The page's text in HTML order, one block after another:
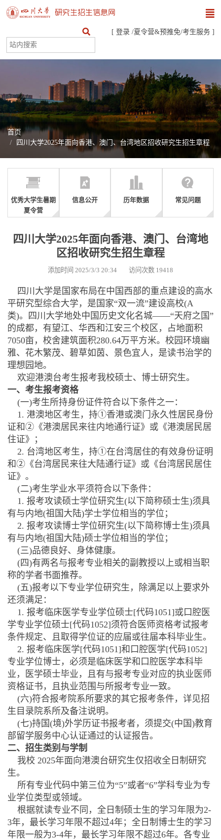
[ 登录 /夏令营&预推免/考生服务 ]
首页
四川大学2025年面向香港、澳门、台湾地区招收研究生招生章程
优秀大学生暑期
夏令营
信息公开 历年数据 常见问题
四川大学2025年面向香港、澳门、台湾地
区招收研究生招生章程
添加时间 2025/3/3 20:34 访问次数 19418
四川大学是国家布局在中国西部的重点建设的高水
平研究型综合大学，是国家“双一流”建设高校(A
类)。四川大学地处中国历史文化名城——“天府之国”
的成都，有望江、华西和江安三个校区，占地面积
7050亩，校舍建筑面积280.64万平方米。校园环境幽
雅、花木繁茂、碧草如茵、景色宜人，是读书治学的
理想园地。
欢迎港澳台考生报考我校硕士、博士研究生。
一、考生报考资格
(一)考生所持身份证件符合以下条件之一：
1. 港澳地区考生，持①香港或澳门永久性居民身份
证和②《港澳居民来往内地通行证》或《港澳居民居
住证》；
2. 台湾地区考生，持①在台湾居住的有效身份证明
和②《台湾居民来往大陆通行证》或《台湾居民居住
证》。
(二)考生学业水平须符合以下条件：
1. 报考攻读硕士学位研究生(以下简称硕士生)须具
有与内地(祖国大陆)学士学位相当的学位；
2. 报考攻读博士学位研究生(以下简称博士生)须具
有与内地(祖国大陆)硕士学位相当的学位；
(三)品德良好、身体健康。
(四)有两名与报考专业相关的副教授以上或相当职
称的学者书面推荐。
(五)报考以下专业学位研究生，除满足以上要求外
还须满足：
1. 报考临床医学专业学位硕士[代码1051]或口腔医
学专业学位硕士[代码1052]须符合医师资格考试报考
条件规定、且取得学位证的应届或往届本科毕业生。
2. 报考临床医学[代码1051]和口腔医学[代码1052]
专业学位博士，必须是临床医学和口腔医学本科毕
业，医学硕士毕业，且有与报考专业对应的执业医师
资格证书，且执业范围与所报考专业一致。
(六)符合报考院系所要求的其它报考条件，详见招
生目录院系所及备注说明。
(七)持国(境)外学历证书报考者，须提交(中国)教育
部留学服务中心认证通过的认证报告。
二、招生类别与学制
我校 2025年面向港澳台研究生仅招收全日制研究
生。
所有专业代码中第三位为“5”或者“6”学科专业为专
业学位类型或领域。
根据就读专业不同，全日制硕士生的学习年限为2-
3年，最长学习年限不超过4年；全日制博士生的学习
年限一般为3-4年，最长学习年限不超过6年。各专业